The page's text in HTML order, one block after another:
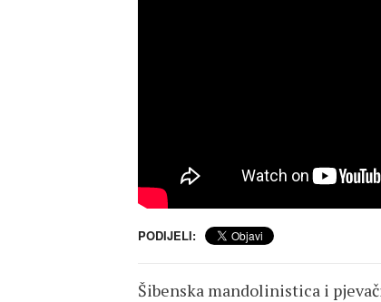
PODIJELI:
Šibenska mandolinistica i